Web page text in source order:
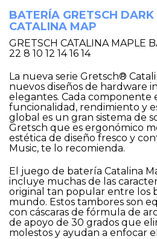
BATERÍA GRETSCH DARK
CATALINA MAP
GRETSCH CATALINA MAPLE
22 8 10 12 14 16 14
La nueva serie Gretsch®
nuevos diseños de hardware
elegantes. Cada componente
funcionalidad, rendimiento y
global es un gran sistema de
Gretsch que es ergonómico
estética de diseño fresco y
Music, te lo recomienda.
El juego de batería Catalina
incluye muchas de las
original tan popular entre los
mundo. Estos tambores son
con cáscaras de fórmula de
de apoyo de 30 grados que
molestos y ayudan a enfocar